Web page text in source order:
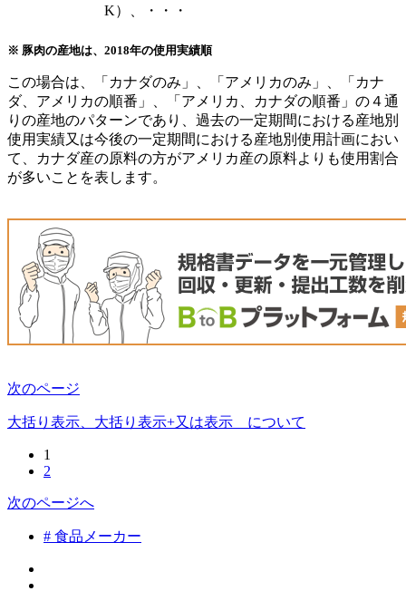
K）、・・・
※ 豚肉の産地は、2018年の使用実績順
この場合は、「カナダのみ」、「アメリカのみ」、「カナ
ダ、アメリカの順番」、「アメリカ、カナダの順番」の４通
りの産地のパターンであり、過去の一定期間における産地別
使用実績又は今後の一定期間における産地別使用計画におい
て、カナダ産の原料の方がアメリカ産の原料よりも使用割合
が多いことを表します。
次のページ
大括り表示、大括り表示+又は表示 について
1
2
次のページへ
# 食品メーカー